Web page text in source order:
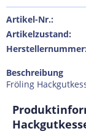
Artikel-Nr.:
Artikelzustand:
Herstellernummer:
Beschreibung
Fröling